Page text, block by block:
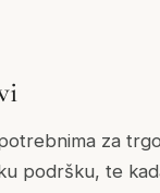
za
podršku, te